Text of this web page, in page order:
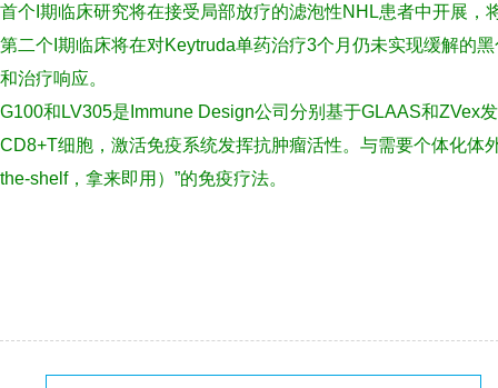
首个I期临床研究将在接受局部放疗的滤泡性NHL患者中开展
第二个I期临床将在对Keytruda单药治疗3个月仍未实现缓解的
和治疗响应。
G100和LV305是Immune Design公司分别基于GLAAS和ZVex
CD8+T细胞，激活免疫系统发挥抗肿瘤活性。与需要个体化体
the-shelf，拿来即用）”的免疫疗法。